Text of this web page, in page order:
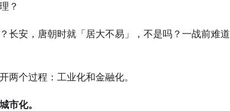
？
长安，唐朝时就「居大不易」，不是吗？一战前难道
两个过程：工业化和金融化。
城市化。